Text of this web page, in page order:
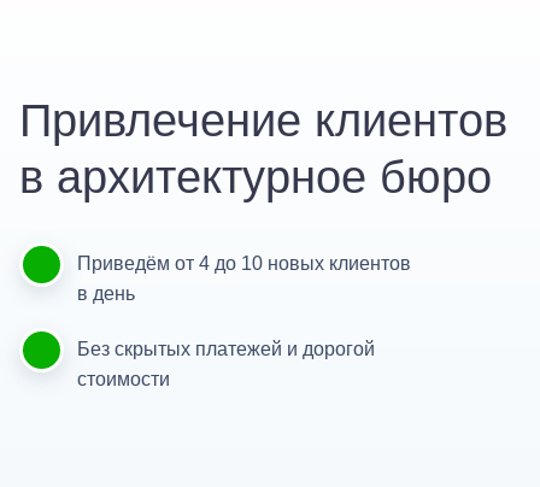
Привлечение клиентов
в архитектурное бюро
Приведём от 4 до 10 новых клиентов
в день
Без скрытых платежей и дорогой
стоимости